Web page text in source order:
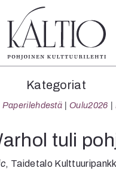
Lehdet
4/2026
1/2026
6/2025
5/2025 saame
Kategoriat
Paperilehdestä Oulu2026
tuli
, Taidetalo